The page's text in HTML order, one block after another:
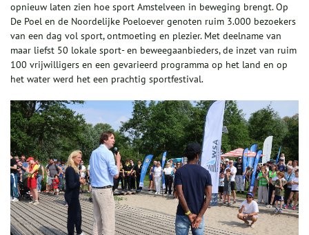
opnieuw laten zien hoe sport Amstelveen in beweging brengt. Op
De Poel en de Noordelijke Poeloever genoten ruim 3.000 bezoekers
van een dag vol sport, ontmoeting en plezier. Met deelname van
maar liefst 50 lokale sport- en beweegaanbieders, de inzet van ruim
100 vrijwilligers en een gevarieerd programma op het land en op
het water werd het een prachtig sportfestival.